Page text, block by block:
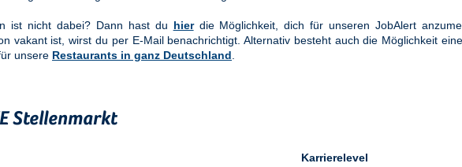
ist nicht dabei? Dann hast du hierdie Möglichkeit, dich für unseren JobAlert
vakant ist, wirst du per E-Mail benachrichtigt. Alternativ besteht auch die Möglichkeit
unsere Restaurants in ganz Deutschland
Stellenmarkt
Karrierelevel